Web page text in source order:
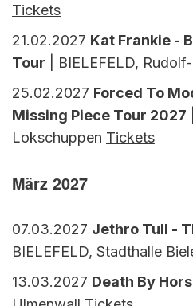
Tickets
21.02.2027 Kat Frankie -
Tour | BIELEFELD,
25.02.2027 Forced To
Missing Piece Tour 2027
Lokschuppen Tickets
März 2027
07.03.2027 Jethro Tull -
BIELEFELD, Stadthalle
13.03.2027 Death By